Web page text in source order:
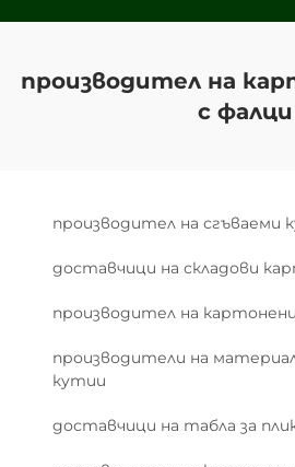
производител на
с фалци
производител на сгъваеми
доставчици на складови
производител на
производители на
кутии
доставчици на табла за